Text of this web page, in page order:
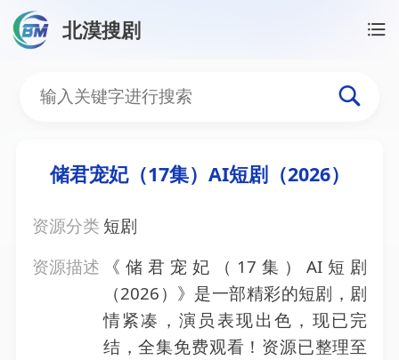
北漠搜剧
储君宠妃（17集）AI短剧
储君宠妃（17集）AI短剧（2026）
资源分类 短剧
资源描述
《储君宠妃（17集）AI短剧
（2026）》是一部精彩的短剧，剧
情紧凑，演员表现出色，现已完
结，全集免费观看！资源已整理至